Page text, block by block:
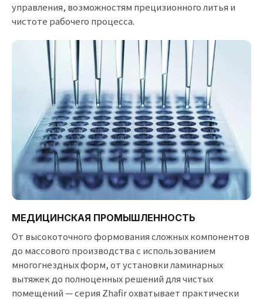
управления, возможностям прецизионного литья и
чистоте рабочего процесса.
МЕДИЦИНСКАЯ ПРОМЫШЛЕННОСТЬ
От высокоточного формования сложных компонентов
до массового производства с использованием
многогнездных форм, от установки ламинарных
вытяжек до полноценных решений для чистых
помещений — серия Zhafir охватывает практически